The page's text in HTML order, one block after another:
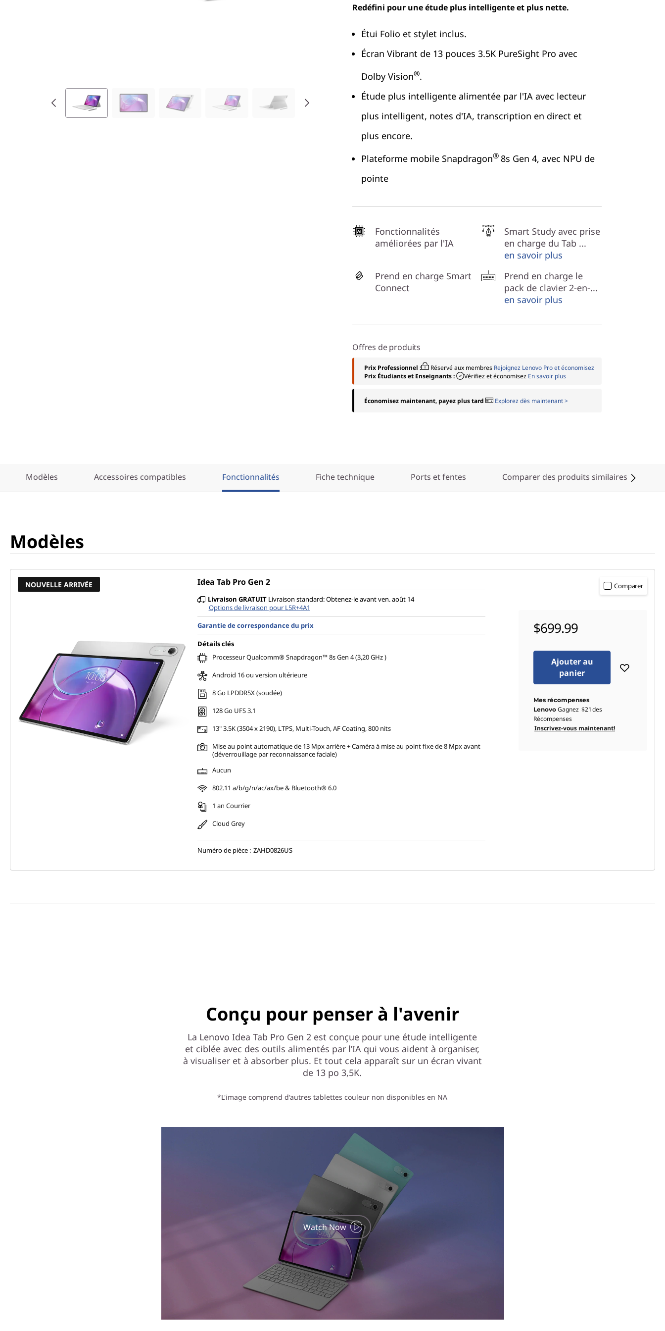
Redéfini pour une étude plus intelligente et plus nette.
Étui Folio et stylet inclus.
Écran Vibrant de 13 pouces 3.5K PureSight Pro avec
Dolby Vision®.
Étude plus intelligente alimentée par l'IA avec lecteur
plus intelligent, notes d'IA, transcription en direct et
plus encore.
Plateforme mobile Snapdragon® 8s Gen 4, avec NPU de
pointe
Fonctionnalités
améliorées par l'IA
Smart Study avec prise
en charge du Tab ...
en savoir plus
Prend en charge Smart
Connect
Prend en charge le
pack de clavier 2-en-...
en savoir plus
Offres de produits
Prix Professionnel : Réservé aux membres Rejoignez Lenovo Pro et économisez
Prix Étudiants et Enseignants :
Vérifiez et économisez En savoir plus
Économisez maintenant, payez plus tard Explorez dès maintenant >
Modèles Accessoires compatibles Fonctionnalités Fiche technique Ports et fentes Comparer des produits similaires
Modèles
NOUVELLE ARRIVÉE Idea Tab Pro Gen 2
Livraison GRATUITLivraison standard: Obtenez-le avant ven. août 14
Options de livraison pour L5R+4A1
Garantie de correspondance du prix
Détails clés
Processeur Qualcomm® Snapdragon™ 8s Gen 4 (3,20 GHz )
Android 16 ou version ultérieure
8 Go LPDDR5X (soudée)
128 Go UFS 3.1
13" 3.5K (3504 x 2190), LTPS, Multi-Touch, AF Coating, 800 nits
Mise au point automatique de 13 Mpx arrière + Caméra à mise au point fixe de 8 Mpx avant
(déverrouillage par reconnaissance faciale)
Aucun
802.11 a/b/g/n/ac/ax/be & Bluetooth® 6.0
1 an Courrier
Cloud Grey
Numéro de pièce : ZAHD0826US
Comparer
$699.99
Ajouter au
panier
Mes récompenses
Lenovo Gagnez $21des
Récompenses
Inscrivez-vous maintenant!
Watch Now
Conçu pour penser à l'avenir
La Lenovo Idea Tab Pro Gen 2 est conçue pour une étude intelligente
et ciblée avec des outils alimentés par l’IA qui vous aident à organiser,
à visualiser et à absorber plus. Et tout cela apparaît sur un écran vivant
de 13 po 3,5K.
*L'image comprend d'autres tablettes couleur non disponibles en NA